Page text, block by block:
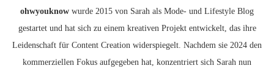
ohwyouknow wurde 2015 von Sarah als Mode- und Lifestyle Blog
gestartet und hat sich zu einem kreativen Projekt entwickelt, das ihre
Leidenschaft für Content Creation widerspiegelt. Nachdem sie 2024 den
kommerziellen Fokus aufgegeben hat, konzentriert sich Sarah nun